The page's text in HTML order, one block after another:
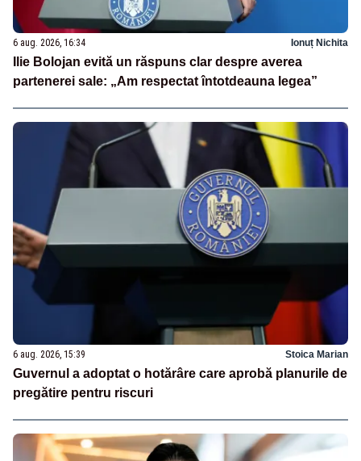
6 aug. 2026, 16:34 Ionuț Nichita
Ilie Bolojan evită un răspuns clar despre averea
partenerei sale: „Am respectat întotdeauna legea”
6 aug. 2026, 15:39 Stoica Marian
Guvernul a adoptat o hotărâre care aprobă planurile de
pregătire pentru riscuri